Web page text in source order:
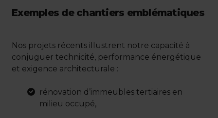
Exemples de chantiers emblématiques
Nos projets récents illustrent notre capacité à
conjuguer technicité, performance énergétique
et exigence architecturale :
rénovation d’immeubles tertiaires en
milieu occupé,